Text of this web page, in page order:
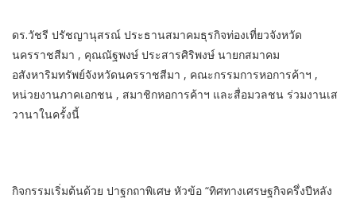
ดร.วัชรี ปรัชญานุสรณ์ ประธานสมาคมธุรกิจท่องเที่ยวจังหวัด
นครราชสีมา , คุณณัฐพงษ์ ประสารศิริพงษ์ นายกสมาคม
อสังหาริมทรัพย์จังหวัดนครราชสีมา , คณะกรรมการหอการค้าฯ ,
หน่วยงานภาคเอกชน , สมาชิกหอการค้าฯ และสื่อมวลชน ร่วมงานเส
วานาในครั้งนี้
กิจกรรมเริ่มต้นด้วย ปาฐกถาพิเศษ หัวข้อ “ทิศทางเศรษฐกิจครึ่งปีหลัง